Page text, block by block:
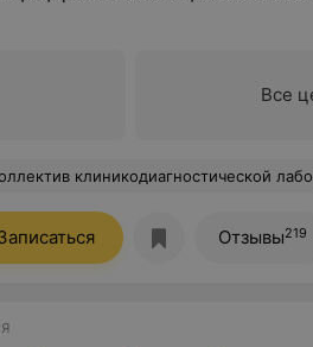
Все
вклад в диагностику заболеваний, такое большое количество лабораторных исследований проводится в КДЛ УЗ
Отзывы219